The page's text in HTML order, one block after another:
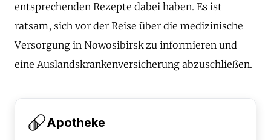
entsprechenden Rezepte dabei haben. Es ist
ratsam, sich vor der Reise über die medizinische
Versorgung in Nowosibirsk zu informieren und
eine Auslandskrankenversicherung abzuschließen.
Apotheke